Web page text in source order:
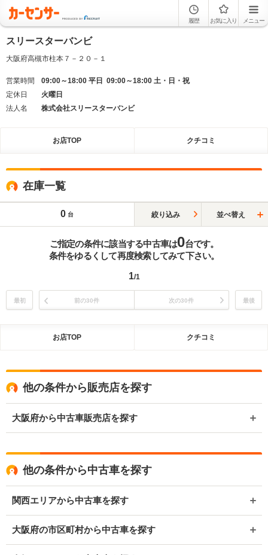
履歴 お気に入り メニュー
スリースターバンビ
大阪府高槻市柱本７－２０－１
営業時間
09:00～18:00 平日 09:00～18:00 土・日・祝
定休日
火曜日
法人名
株式会社スリースターバンビ
お店TOP クチコミ
在庫一覧
0 台 絞り込み 並べ替え
ご指定の条件に該当する中古車は0台です。
条件をゆるくして再度検索してみて下さい。
1/1
最初 前の30件 次の30件 最後
お店TOP クチコミ
他の条件から販売店を探す
大阪府から中古車販売店を探す
他の条件から中古車を探す
関西エリアから中古車を探す
大阪府の市区町村から中古車を探す